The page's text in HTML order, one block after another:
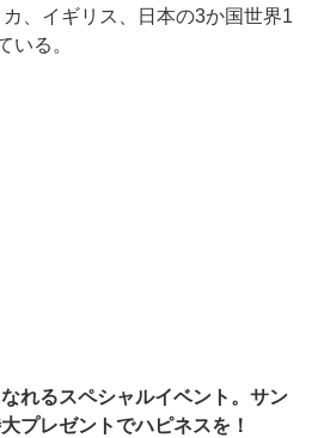
、イギリス、日本の3か国世界1
いる。
れるスペシャルイベント。サン
プレゼントでハピネスを！